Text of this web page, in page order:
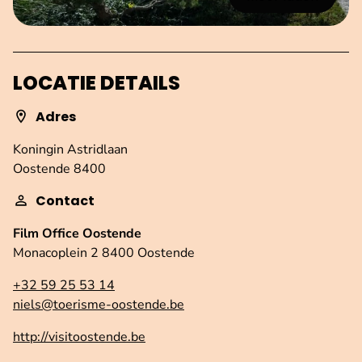
LOCATIE DETAILS
Adres
Koningin Astridlaan
Oostende 8400
Contact
Film Office Oostende
Monacoplein 2 8400 Oostende
+32 59 25 53 14
niels@toerisme-oostende.be
http://visitoostende.be